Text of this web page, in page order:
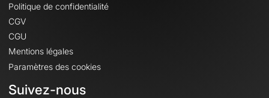
Politique de confidentialité
CGV
CGU
Mentions légales
Paramètres des cookies
Suivez-nous